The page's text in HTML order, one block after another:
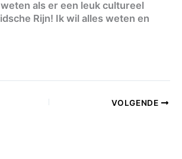
als er een leuk cultureel
Rijn! Ik wil alles weten en
VOLGENDE